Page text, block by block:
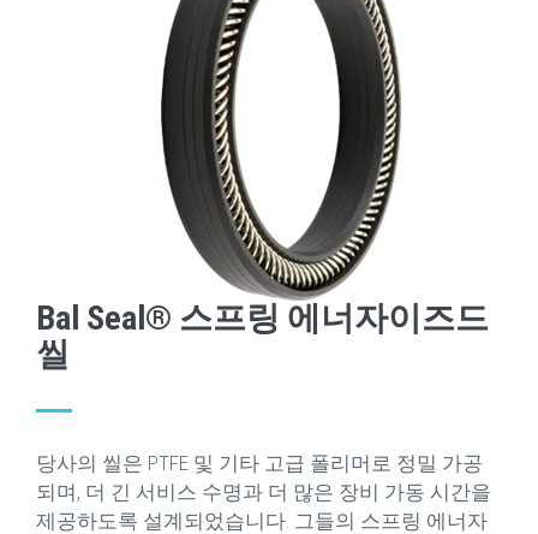
Bal Seal® 스프링 에너자이즈드
씰
당사의 씰은 PTFE 및 기타 고급 폴리머로 정밀 가공
되며, 더 긴 서비스 수명과 더 많은 장비 가동 시간을
제공하도록 설계되었습니다. 그들의 스프링 에너자